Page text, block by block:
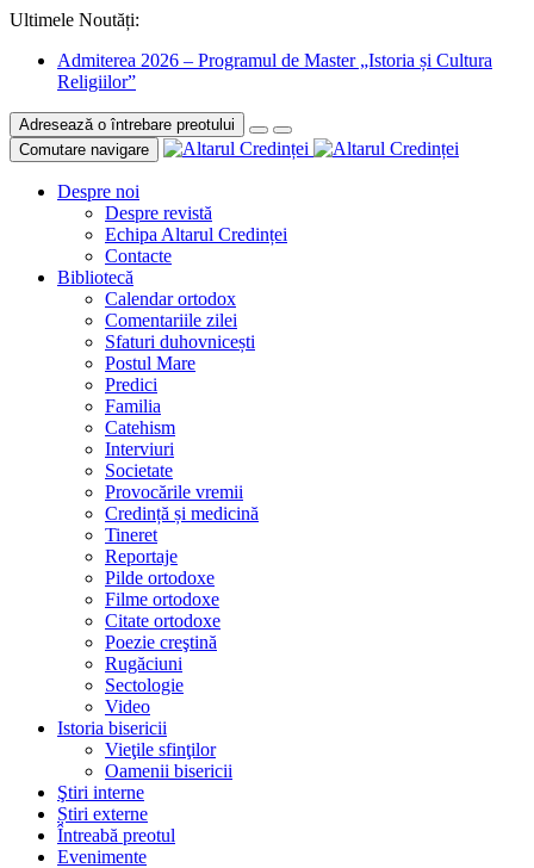
Ultimele Noutăți:
Admiterea 2026 – Programul de Master „Istoria și Cultura
Religiilor”
Adresează o întrebare preotului
Comutare navigare
Despre noi
Despre revistă
Echipa Altarul Credinței
Contacte
Bibliotecă
Calendar ortodox
Comentariile zilei
Sfaturi duhovnicești
Postul Mare
Predici
Familia
Catehism
Interviuri
Societate
Provocările vremii
Credință și medicină
Tineret
Reportaje
Pilde ortodoxe
Filme ortodoxe
Citate ortodoxe
Poezie creştină
Rugăciuni
Sectologie
Video
Istoria bisericii
Vieţile sfinţilor
Oamenii bisericii
Ştiri interne
Știri externe
Întreabă preotul
Evenimente